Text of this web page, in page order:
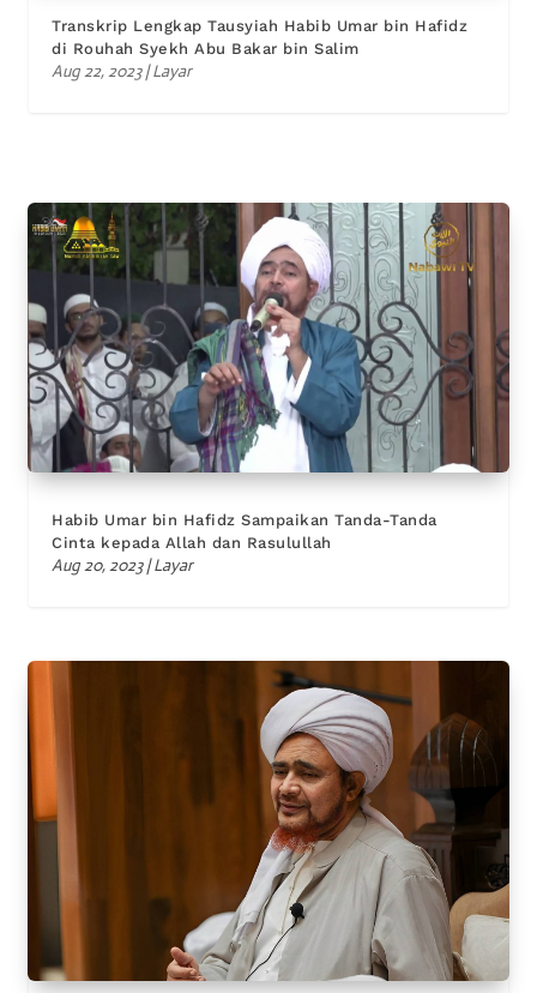
Transkrip Lengkap Tausyiah Habib Umar bin Hafidz
di Rouhah Syekh Abu Bakar bin Salim
Aug 22, 2023|Layar
Habib Umar bin Hafidz Sampaikan Tanda-Tanda
Cinta kepada Allah dan Rasulullah
Aug 20, 2023|Layar